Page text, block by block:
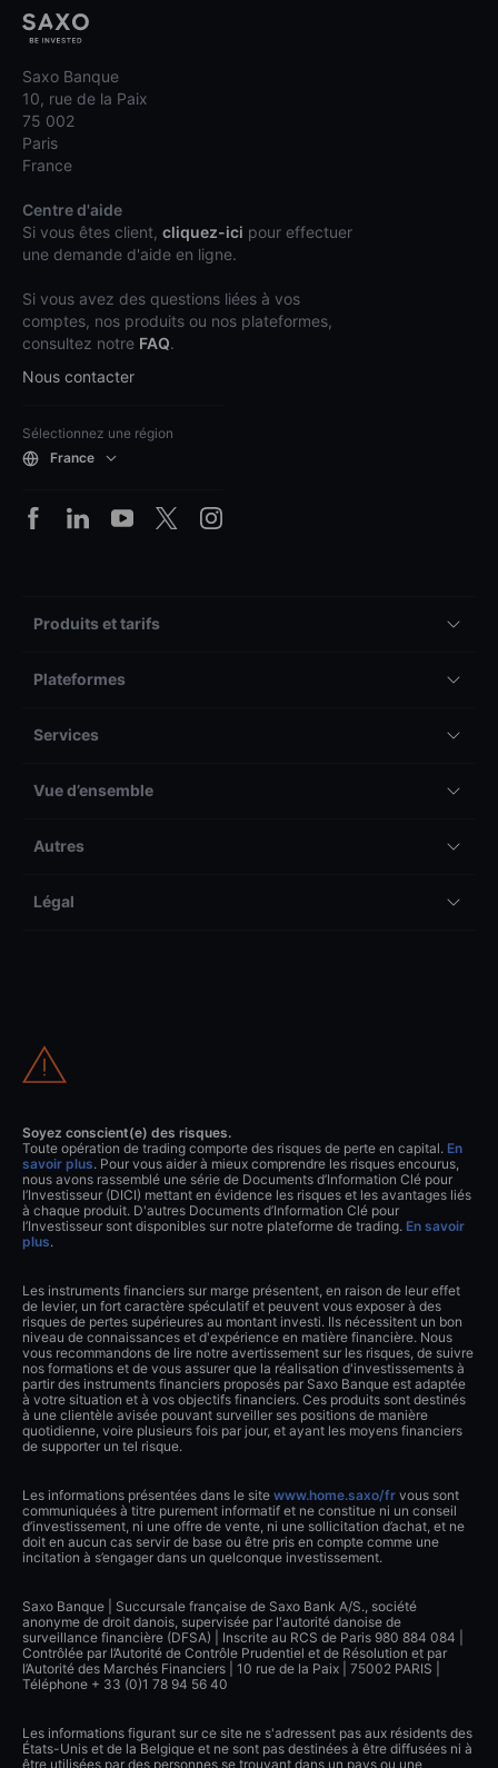
Saxo Banque
10, rue de la Paix
75 002
Paris
France
Centre d'aide
Si vous êtes client, cliquez-ici pour effectuer
une demande d'aide en ligne.
Si vous avez des questions liées à vos
comptes, nos produits ou nos plateformes,
consultez notre FAQ.
Nous contacter
Sélectionnez une région
France
Produits et tarifs
Plateformes
Services
Vue d’ensemble
Autres
Légal
Soyez conscient(e) des risques.
Toute opération de trading comporte des risques de perte en capital. En
savoir plus. Pour vous aider à mieux comprendre les risques encourus,
nous avons rassemblé une série de Documents d’Information Clé pour
l’Investisseur (DICI) mettant en évidence les risques et les avantages liés
à chaque produit. D'autres Documents d’Information Clé pour
l’Investisseur sont disponibles sur notre plateforme de trading. En savoir
plus.
Les instruments financiers sur marge présentent, en raison de leur effet
de levier, un fort caractère spéculatif et peuvent vous exposer à des
risques de pertes supérieures au montant investi. Ils nécessitent un bon
niveau de connaissances et d'expérience en matière financière. Nous
vous recommandons de lire notre avertissement sur les risques, de suivre
nos formations et de vous assurer que la réalisation d'investissements à
partir des instruments financiers proposés par Saxo Banque est adaptée
à votre situation et à vos objectifs financiers. Ces produits sont destinés
à une clientèle avisée pouvant surveiller ses positions de manière
quotidienne, voire plusieurs fois par jour, et ayant les moyens financiers
de supporter un tel risque.
Les informations présentées dans le site www.home.saxo/fr vous sont
communiquées à titre purement informatif et ne constitue ni un conseil
d’investissement, ni une offre de vente, ni une sollicitation d’achat, et ne
doit en aucun cas servir de base ou être pris en compte comme une
incitation à s’engager dans un quelconque investissement.
Saxo Banque | Succursale française de Saxo Bank A/S., société
anonyme de droit danois, supervisée par l'autorité danoise de
surveillance financière (DFSA) | Inscrite au RCS de Paris 980 884 084 |
Contrôlée par l’Autorité de Contrôle Prudentiel et de Résolution et par
l’Autorité des Marchés Financiers | 10 rue de la Paix | 75002 PARIS |
Téléphone + 33 (0)1 78 94 56 40
Les informations figurant sur ce site ne s'adressent pas aux résidents des
États-Unis et de la Belgique et ne sont pas destinées à être diffusées ni à
être utilisées par des personnes se trouvant dans un pays ou une